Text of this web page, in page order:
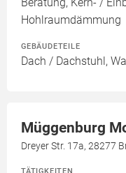
Hohlraumdämmung
GEBÄUDETEILE
Dach / Dachstuhl,
Müggenburg
Dreyer Str. 17a, 28277
TÄTIGKEITEN